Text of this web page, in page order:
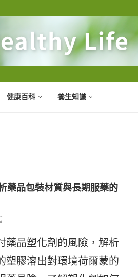
健康百科 養生知識
藥品包裝材質與長期服藥的
藥品塑化劑的風險，解析
塑膠溶出對環境荷爾蒙的